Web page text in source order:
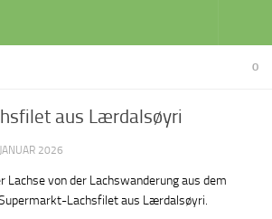
0
aus Lærdalsøyri
2026
von der Lachswanderung aus dem
Lachsfilet aus Lærdalsøyri.